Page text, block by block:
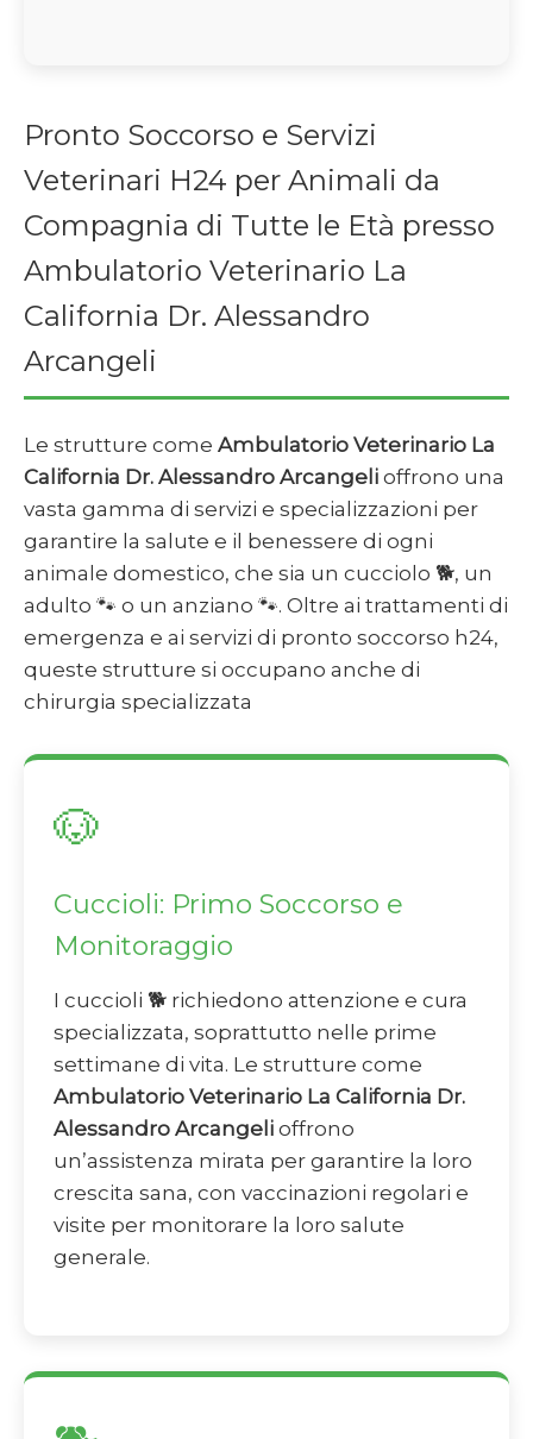
Pronto Soccorso e Servizi
Veterinari H24 per Animali da
Compagnia di Tutte le Età presso
Ambulatorio Veterinario La
California Dr. Alessandro
Arcangeli
Le strutture come Ambulatorio Veterinario La
California Dr. Alessandro Arcangeli offrono una
vasta gamma di servizi e specializzazioni per
garantire la salute e il benessere di ogni
animale domestico, che sia un cucciolo 🐕, un
adulto 🐾 o un anziano 🐾. Oltre ai trattamenti di
emergenza e ai servizi di pronto soccorso h24,
queste strutture si occupano anche di
chirurgia specializzata
🐶
Cuccioli: Primo Soccorso e
Monitoraggio
I cuccioli 🐕 richiedono attenzione e cura
specializzata, soprattutto nelle prime
settimane di vita. Le strutture come
Ambulatorio Veterinario La California Dr.
Alessandro Arcangeli offrono
un’assistenza mirata per garantire la loro
crescita sana, con vaccinazioni regolari e
visite per monitorare la loro salute
generale.